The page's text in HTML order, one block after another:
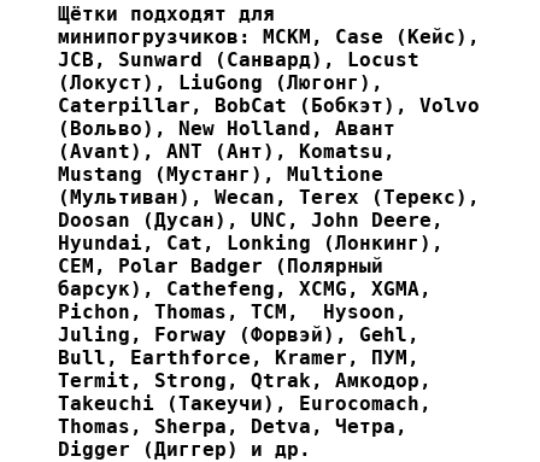
Щётки подходят для
минипогрузчиков: МСКМ, Case (Кейс),
JCB, Sunward (Санвард), Locust
(Локуст), LiuGong (Люгонг),
Caterpillar, BobCat (Бобкэт), Volvo
(Вольво), New Holland, Aвант
(Avant), ANT (Ант), Komatsu,
Mustang (Мустанг), Multione
(Мультиван), Wecan, Terex (Терекс),
Doosan (Дусан), UNC, John Deere,
Hyundai, Cat, Lonking (Лонкинг),
CEM, Polar Badger (Полярный
барсук), Cathefeng, XCMG, XGMA,
Pichon, Thomas, ТСМ, Hysoon,
Juling, Forway (Форвэй), Gehl,
Bull, Earthforce, Kramer, ПУМ,
Termit, Strong, Qtrak, Амкодор,
Takeuchi (Такеучи), Eurocomach,
Thomas, Sherpa, Detva, Четра,
Digger (Диггер) и др.